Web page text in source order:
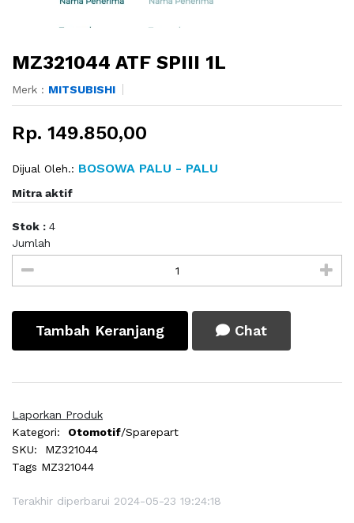
MZ321044 ATF SPIII 1L
Merk : MITSUBISHI
Rp. 149.850,00
Dijual Oleh.: BOSOWA PALU - PALU
Mitra aktif
Stok : 4
Jumlah
Tambah Keranjang Chat
Laporkan Produk
Kategori:
Otomotif/Sparepart
SKU:
MZ321044
Tags MZ321044
Terakhir diperbarui 2024-05-23 19:24:18